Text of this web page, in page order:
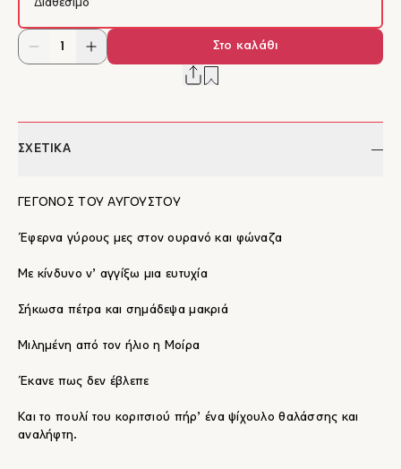
Διαθέσιμο
Στο καλάθι
ΣΧΕΤΙΚΑ
ΓΕΓΟΝΟΣ ΤΟΥ ΑΥΓΟΥΣΤΟΥ
Έφερνα γύρους μες στον ουρανό και φώναζα
Με κίνδυνο ν’ αγγίξω μια ευτυχία
Σήκωσα πέτρα και σημάδεψα μακριά
Μιλημένη από τον ήλιο η Μοίρα
Έκανε πως δεν έβλεπε
Και το πουλί του κοριτσιού πήρ’ ένα ψίχουλο θαλάσσης και
αναλήφτη.